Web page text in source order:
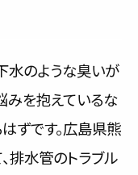
水のような臭いが
みを抱えているな
ずです。広島県熊
排水管のトラブル